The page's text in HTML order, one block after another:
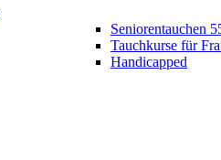
Seniorentauchen
Tauchkurse für
Handicapped